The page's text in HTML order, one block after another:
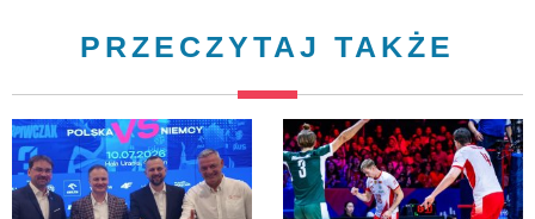
PRZECZYTAJ TAKŻE